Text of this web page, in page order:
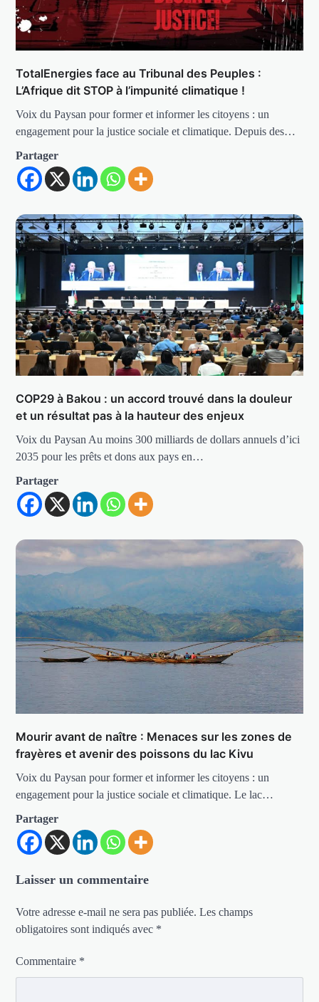
TotalEnergies face au Tribunal des Peuples :
L’Afrique dit STOP à l’impunité climatique !
Voix du Paysan pour former et informer les citoyens : un
engagement pour la justice sociale et climatique. Depuis des…
Partager
COP29 à Bakou : un accord trouvé dans la douleur
et un résultat pas à la hauteur des enjeux
Voix du Paysan Au moins 300 milliards de dollars annuels d’ici
2035 pour les prêts et dons aux pays en…
Partager
Mourir avant de naître : Menaces sur les zones de
frayères et avenir des poissons du lac Kivu
Voix du Paysan pour former et informer les citoyens : un
engagement pour la justice sociale et climatique. Le lac…
Partager
Laisser un commentaire
Votre adresse e-mail ne sera pas publiée. Les champs
obligatoires sont indiqués avec *
Commentaire *